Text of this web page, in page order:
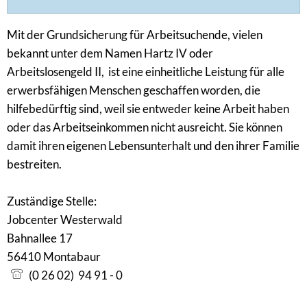
Mit der Grundsicherung für Arbeitsuchende, vielen
bekannt unter dem Namen Hartz IV oder
Arbeitslosengeld II, ist eine einheitliche Leistung für alle
erwerbsfähigen Menschen geschaffen worden, die
hilfebedürftig sind, weil sie entweder keine Arbeit haben
oder das Arbeitseinkommen nicht ausreicht. Sie können
damit ihren eigenen Lebensunterhalt und den ihrer Familie
bestreiten.
Zuständige Stelle:
Jobcenter Westerwald
Bahnallee 17
56410 Montabaur
(0 26 02) 94 91 - 0